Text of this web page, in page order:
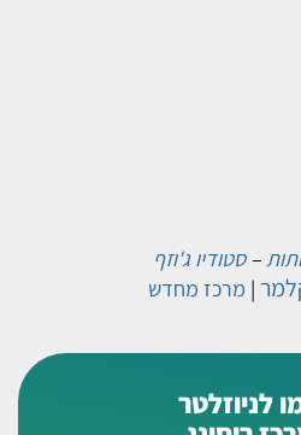
–סטודיו ג'וזף
|מרכז מחדש